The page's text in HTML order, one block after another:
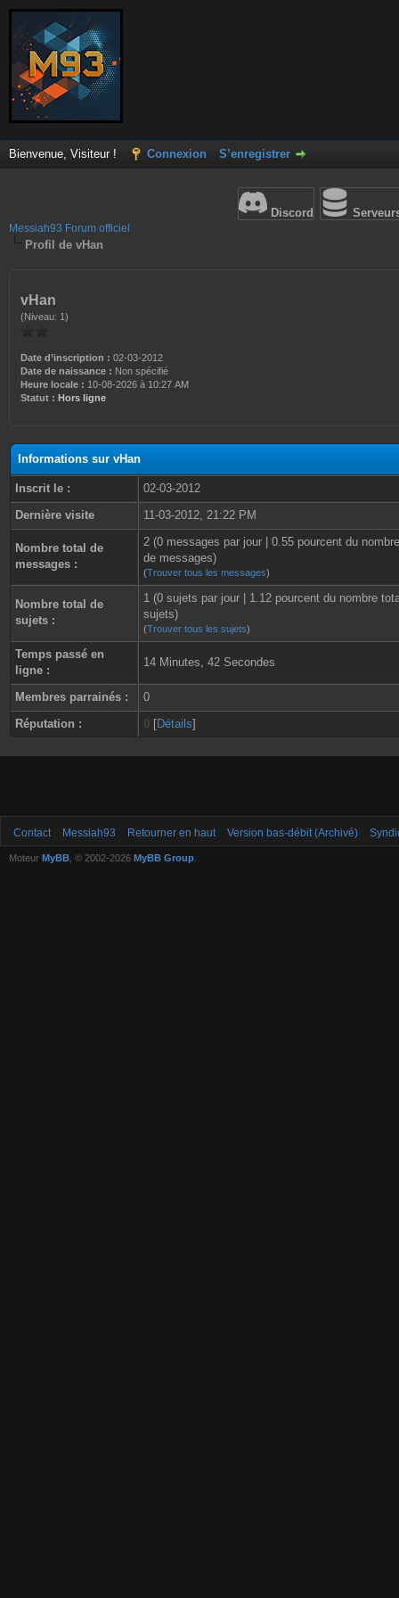
Bienvenue, Visiteur ! Connexion S’enregistrer
Discord
Messiah93 Forum officiel
Profil de vHan
vHan
(Niveau: 1)
Date d’inscription : 02-03-2012
Date de naissance : Non spécifié
Heure locale : 10-08-2026 à 10:27 AM
Statut : Hors ligne
Informations sur vHan
Inscrit le :
02-03-2012
Dernière visite
11-03-2012, 21:22 PM
Nombre total de
messages :
2 (0 messages par jour | 0.55 pourcent du
de messages)
(Trouver tous les messages)
Nombre total de
sujets :
1 (0 sujets par jour | 1.12 pourcent du nombre
sujets)
(Trouver tous les sujets)
Temps passé en
ligne :
14 Minutes, 42 Secondes
Membres parrainés :
0
Réputation :
0 [Détails]
Contact Messiah93 Retourner en haut Version bas-débit (Archivé)
Moteur MyBB , © 2002-2026 MyBB Group